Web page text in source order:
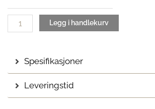
antall
Legg i handlekurv
Spesifikasjoner
Leveringstid